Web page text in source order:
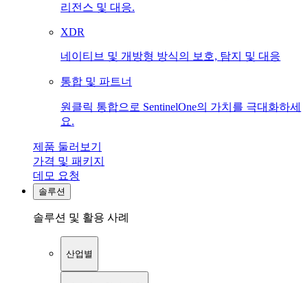
리전스 및 대응.
XDR
네이티브 및 개방형 방식의 보호, 탐지 및 대응
통합 및 파트너
원클릭 통합으로 SentinelOne의 가치를 극대화하세
요.
제품 둘러보기
가격 및 패키지
데모 요청
솔루션
솔루션 및 활용 사례
산업별